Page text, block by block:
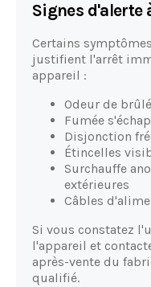
Signes d'alerte
Certains
justifient l'arrêt
appareil :
Odeur de
Fumée
Disjonction
Étincelles
Surchauffe
extérieures
Câbles
Si vous constatez
l'appareil et
après-vente du
qualifié.